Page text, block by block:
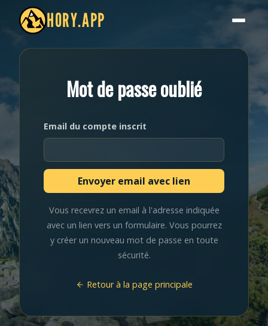
HORY.APP
Mot de passe oublié
Email du compte inscrit
Vous recevrez un email à l'adresse indiquée
avec un lien vers un formulaire. Vous pourrez
y créer un nouveau mot de passe en toute
sécurité.
Retour à la page principale